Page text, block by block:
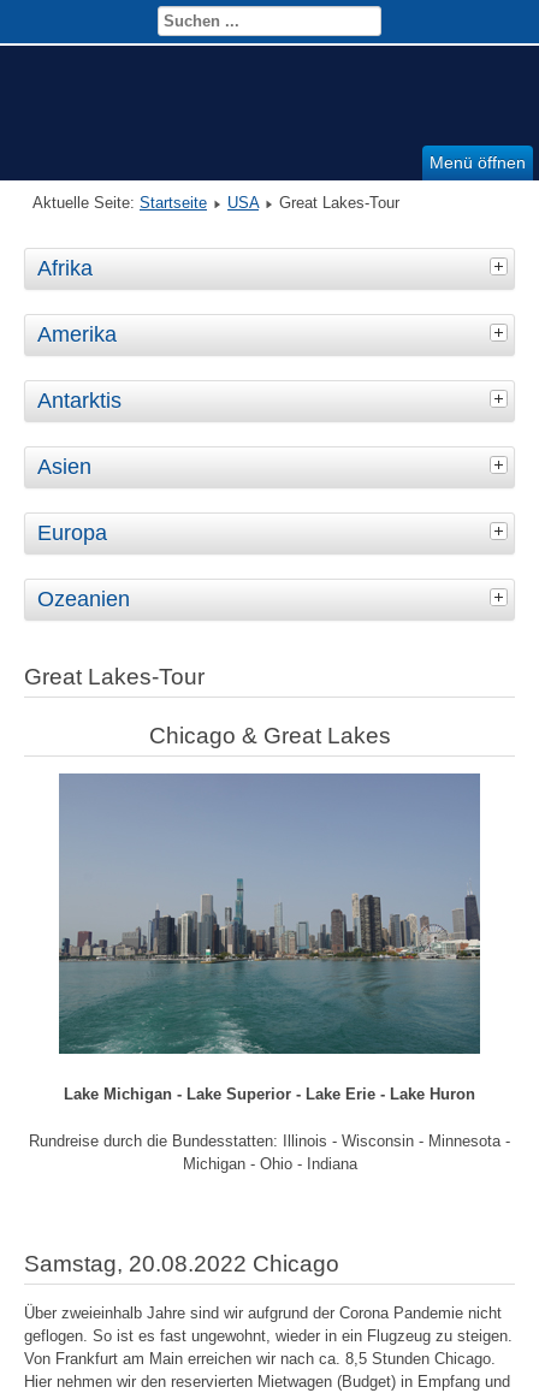
Menü öffnen
Aktuelle Seite: Startseite USA Great Lakes-Tour
Afrika
Amerika
Antarktis
Asien
Europa
Ozeanien
Great Lakes-Tour
Chicago & Great Lakes
Lake Michigan - Lake Superior - Lake Erie - Lake Huron
Rundreise durch die Bundesstatten: Illinois - Wisconsin - Minnesota -
Michigan - Ohio - Indiana
Samstag, 20.08.2022 Chicago
Über zweieinhalb Jahre sind wir aufgrund der Corona Pandemie nicht
geflogen. So ist es fast ungewohnt, wieder in ein Flugzeug zu steigen.
Von Frankfurt am Main erreichen wir nach ca. 8,5 Stunden Chicago.
Hier nehmen wir den reservierten Mietwagen (Budget) in Empfang und